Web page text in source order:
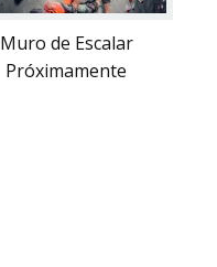
Muro de Escalar
Próximamente